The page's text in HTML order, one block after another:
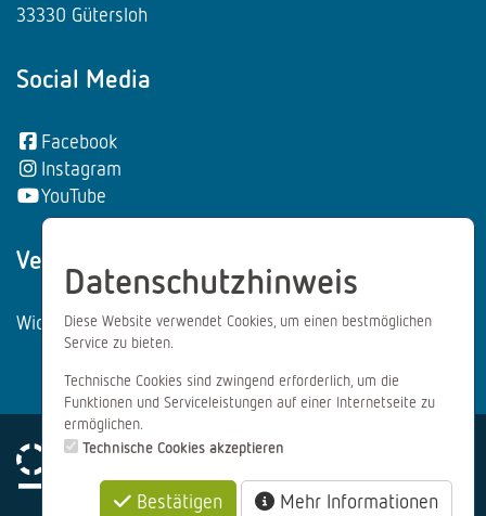
33330 Gütersloh
Social Media
Facebook
Instagram
YouTube
Vertrag wiederrufen:
Widerrufsformular
Impressum Datenschutz AGB
Datenschutzhinweis
Diese Website verwendet Cookies, um einen bestmöglichen
Service zu bieten.
Technische Cookies sind zwingend erforderlich, um die
Funktionen und Serviceleistungen auf einer Internetseite zu
ermöglichen.
Technische Cookies akzeptieren
Bestätigen Mehr Informationen